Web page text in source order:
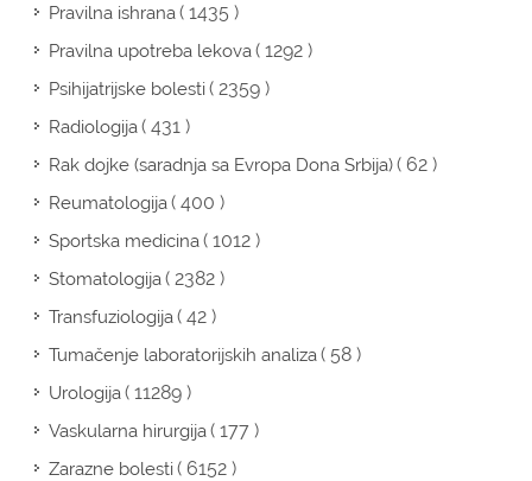
Pravilna ishrana( 1435 )
Pravilna upotreba lekova( 1292 )
Psihijatrijske bolesti( 2359 )
Radiologija( 431 )
Rak dojke (saradnja sa Evropa Dona Srbija)( 62 )
Reumatologija( 400 )
Sportska medicina( 1012 )
Stomatologija( 2382 )
Transfuziologija( 42 )
Tumačenje laboratorijskih analiza( 58 )
Urologija( 11289 )
Vaskularna hirurgija( 177 )
Zarazne bolesti( 6152 )